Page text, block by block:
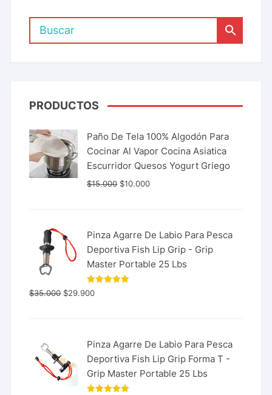
PRODUCTOS
Paño De Tela 100% Algodón Para
Cocinar Al Vapor Cocina Asiatica
Escurridor Quesos Yogurt Griego
$15.000 $10.000
Pinza Agarre De Labio Para Pesca
Deportiva Fish Lip Grip - Grip
Master Portable 25 Lbs
Valorado
con
$35.000 $29.900
Pinza Agarre De Labio Para Pesca
Deportiva Fish Lip Grip Forma T -
Grip Master Portable 25 Lbs